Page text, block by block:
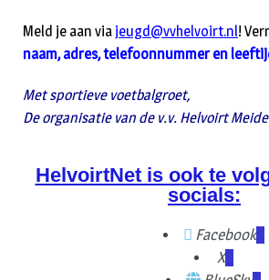
Meld je aan via jeugd@vvhelvoirt.nl!
naam, adres, telefoonnummer en
Met sportieve voetbalgroet,
De organisatie van de v.v. Helvoirt
HelvoirtNet is ook te
socials:
Facebook
X